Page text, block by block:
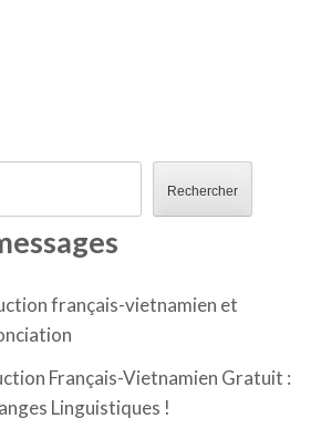
Rechercher
français-vietnamien et
Français-Vietnamien Gratuit :
Linguistiques !